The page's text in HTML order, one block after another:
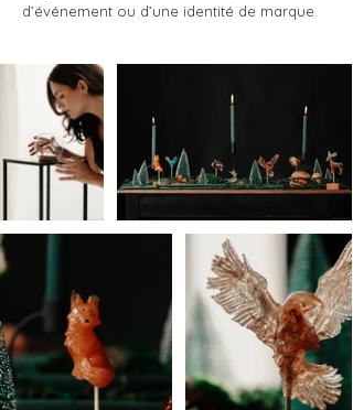
d’événement ou d’une identité de marque.